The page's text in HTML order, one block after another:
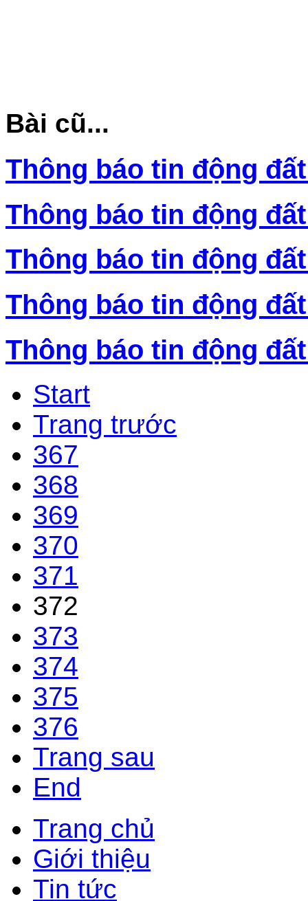
Bài cũ...
Thông báo tin động
Thông báo tin động
Thông báo tin động
Thông báo tin động
Thông báo tin động
Start
Trang trước
367
368
369
370
371
372
373
374
375
376
Trang sau
End
Trang chủ
Giới thiệu
Tin tức